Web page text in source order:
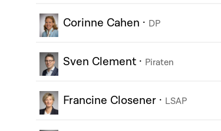
Corinne Cahen · DP
Sven Clement · Piraten
Francine Closener · LSAP